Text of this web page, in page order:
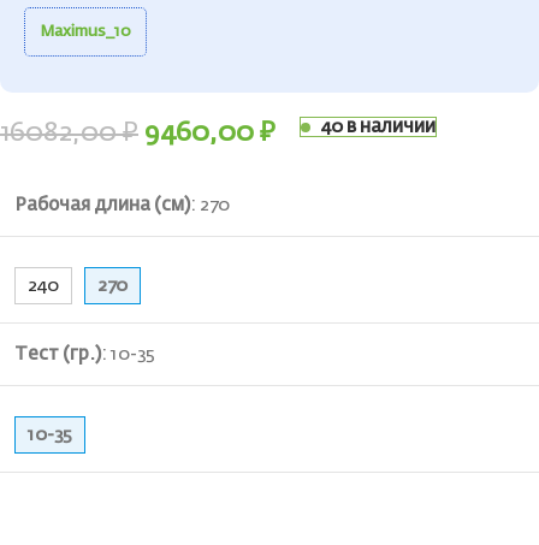
Maximus_10
16082,00₽ 9460,00 ₽ 40 в наличии
Рабочая длина (см): 270
240 270
Тест (гр.): 10-35
10-35